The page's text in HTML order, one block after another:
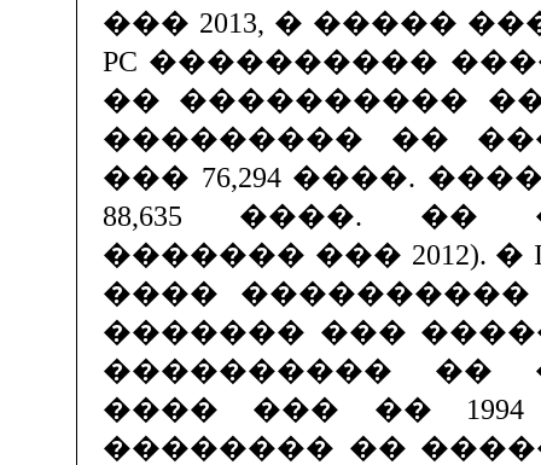
��� 2013, � �����
PC ����������
�� ����������
��������� ��
��� 76,294 ����.
88,635 ����. ��
������� ��� 2012).
����
������� ���
���������� ��
���� ��� ��
�������� ��